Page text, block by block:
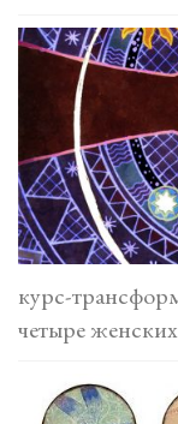
курс-
четыре